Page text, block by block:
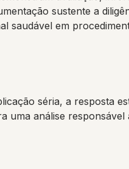
sustente a
saudável em
séria, a resposta
uma análise responsável